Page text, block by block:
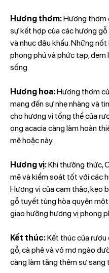
Hương thơm:Hương thơm
sự kết hợp của các hương
và nhục đậu khấu. Những
phong phú và phức tạp, đem
sống.
Hương hoa:Hương thơm
mang đến sự nhẹ nhàng và
cho hương vị tổng thể của
ong acacia càng làm hoàn
mê hoặc này.
Hương vị:Khi thưởng thức,
mẽ và kiểm soát tốt với các
Hương vị của cam thảo, kẹo
gỗ tuyết tùng hòa quyện
giao hưởng hương vị phong
Kết thúc:Kết thúc của rượu
gỗ, cà phê và vỏ mơ ngào
càng làm tăng thêm sự sang